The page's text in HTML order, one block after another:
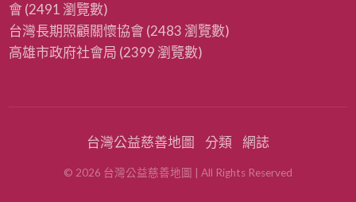
會 (2491 瀏覽數)
台灣長期照顧關懷協會 (2483 瀏覽數)
高雄市政府社會局 (2399 瀏覽數)
台灣公益慈善地圖 分類 網誌
© 2026 台灣公益慈善地圖 | All Rights Reserved